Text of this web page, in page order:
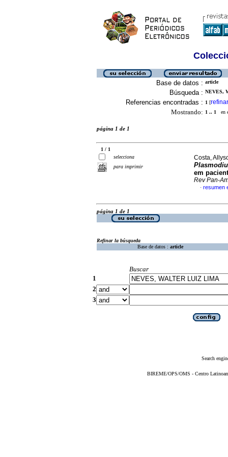
Base de datos : article
Búsqueda : NEVES,
Referencias encontradas : 1 [refinar
Mostrando: 1 .. 1 en
página 1 de 1
1 / 1
selecciona
para imprimir
Costa,
em
Rev Pan-
· resumen
página 1 de 1
Refinar la búsqueda
Base de datos : article
Buscar
1
2
3
Search
BIREME/OPS/OMS - Centro